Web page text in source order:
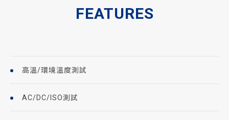
FEATURES
高溫/環境溫度測試
AC/DC/ISO測試